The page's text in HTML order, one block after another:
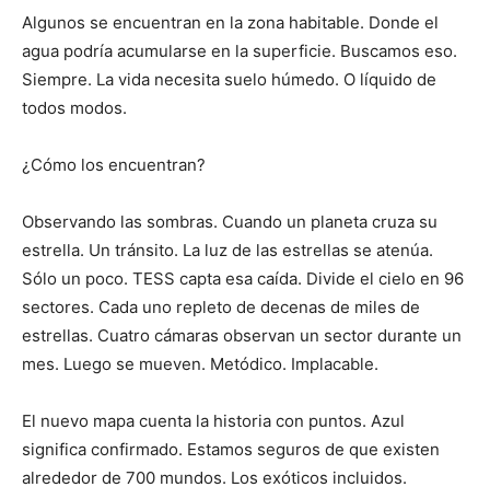
Algunos se encuentran en la zona habitable. Donde el
agua podría acumularse en la superficie. Buscamos eso.
Siempre. La vida necesita suelo húmedo. O líquido de
todos modos.
¿Cómo los encuentran?
Observando las sombras. Cuando un planeta cruza su
estrella. Un tránsito. La luz de las estrellas se atenúa.
Sólo un poco. TESS capta esa caída. Divide el cielo en 96
sectores. Cada uno repleto de decenas de miles de
estrellas. Cuatro cámaras observan un sector durante un
mes. Luego se mueven. Metódico. Implacable.
El nuevo mapa cuenta la historia con puntos. Azul
significa confirmado. Estamos seguros de que existen
alrededor de 700 mundos. Los exóticos incluidos.